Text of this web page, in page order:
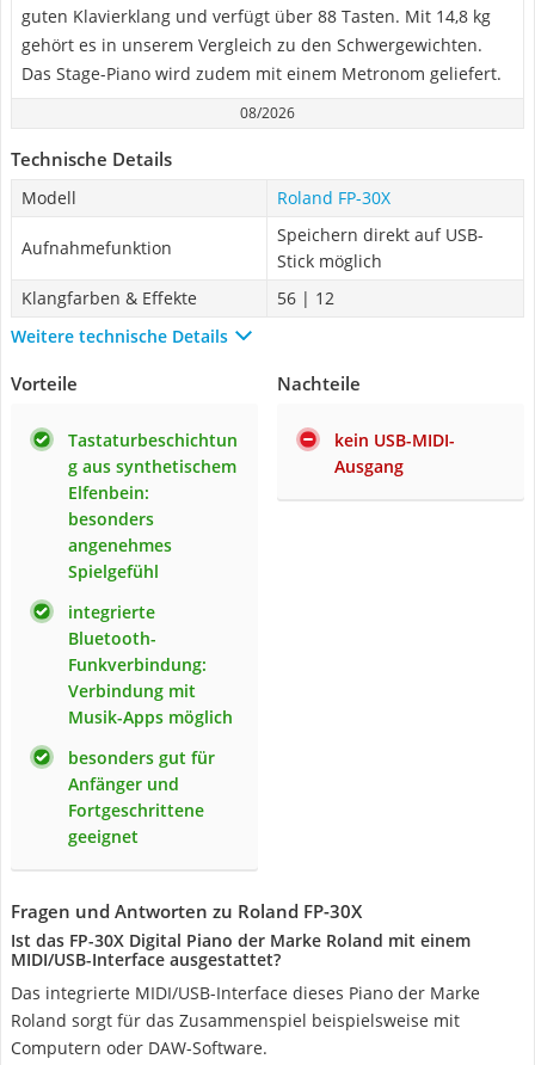
guten Klavierklang und verfügt über 88 Tasten. Mit 14,8 kg
gehört es in unserem Vergleich zu den Schwergewichten.
Das Stage-Piano wird zudem mit einem Metronom geliefert.
08/2026
Technische Details
Modell Roland FP-30X
Aufnahmefunktion
Speichern direkt auf USB-
Stick möglich
Klangfarben & Effekte
56 | 12
Weitere technische Details
Vorteile
Tastaturbeschichtun
g aus synthetischem
Elfenbein:
besonders
angenehmes
Spielgefühl
integrierte
Bluetooth-
Funkverbindung:
Verbindung mit
Musik-Apps möglich
besonders gut für
Anfänger und
Fortgeschrittene
geeignet
Nachteile
kein USB-MIDI-
Ausgang
Fragen und Antworten zu Roland FP-30X
Ist das FP-30X Digital Piano der Marke Roland mit einem
MIDI/USB-Interface ausgestattet?
Das integrierte MIDI/USB-Interface dieses Piano der Marke
Roland sorgt für das Zusammenspiel beispielsweise mit
Computern oder DAW-Software.